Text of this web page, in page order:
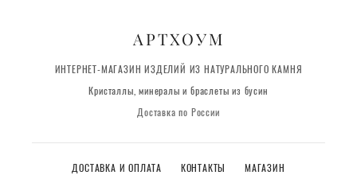
АРТХОУМ
ИНТЕРНЕТ-МАГАЗИН ИЗДЕЛИЙ ИЗ НАТУРАЛЬНОГО КАМНЯ
Кристаллы, минералы и браслеты из бусин
Доставка по России
ДОСТАВКА И ОПЛАТА КОНТАКТЫ МАГАЗИН